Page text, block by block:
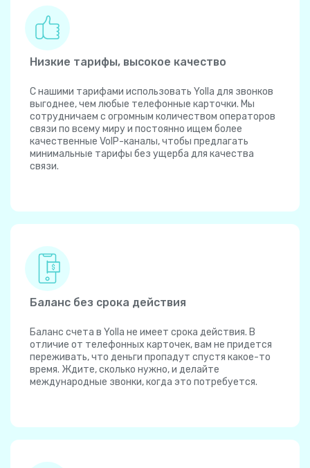
Низкие тарифы, высокое качество
С нашими тарифами использовать Yolla для звонков
выгоднее, чем любые телефонные карточки. Мы
сотрудничаем с огромным количеством операторов
связи по всему миру и постоянно ищем более
качественные VoIP-каналы, чтобы предлагать
минимальные тарифы без ущерба для качества
связи.
Баланс без срока действия
Баланс счета в Yolla не имеет срока действия. В
отличие от телефонных карточек, вам не придется
переживать, что деньги пропадут спустя какое-то
время. Ждите, сколько нужно, и делайте
международные звонки, когда это потребуется.